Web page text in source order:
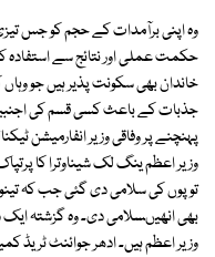
وہ اپنی برآمدات کے حجم کو جس
حکمت عملی اور نتائج سے استفادہ
خاندان بھی سکونت پذیر ہیں جو
جذبات کے باعث کسی قسم کی
پہنچنے پر وفاقی وزیر انفارمیشن
توپوں کی سلامی دی گئی جب کہ
بھی انھیںسلامی دی۔ وہ گزشتہ ایک
وزیر اعظم ہیں۔ ادھر جوائنٹ ٹریڈ